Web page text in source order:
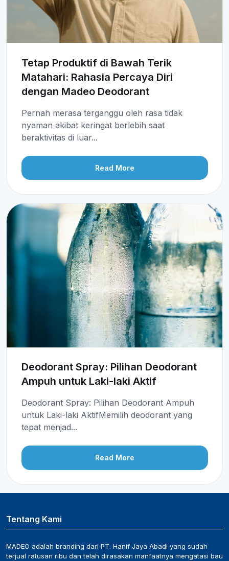
Tetap Produktif di Bawah Terik
Matahari: Rahasia Percaya Diri
dengan Madeo Deodorant
Pernah merasa terganggu oleh rasa tidak
nyaman akibat keringat berlebih saat
beraktivitas di luar...
Read More
Deodorant Spray: Pilihan Deodorant
Ampuh untuk Laki-laki Aktif
Deodorant Spray: Pilihan Deodorant Ampuh
untuk Laki-laki AktifMemilih deodorant yang
tepat menjad...
Read More
Tentang Kami
MADEO adalah branding dari PT. Hanif Jaya Abadi yang sudah
terjual ratusan ribu dan telah dirasakan manfaatnya mengatasi bau